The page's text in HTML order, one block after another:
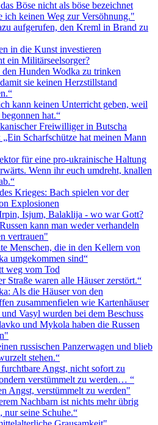
Böse nicht als böse bezeichnet
ich keinen Weg zur Versöhnung."
aufgerufen, den Kreml in Brand zu
in die Kunst investieren
ein Militärseelsorger?
den Hunden Wodka zu trinken
sie keinen Herzstillstand
kann keinen Unterricht geben, weil
hat.“
Freiwilliger in Butscha
Scharfschütze hat meinen Mann
für eine pro-ukrainische Haltung
Wenn ihr euch umdreht, knallen
Krieges: Bach spielen vor der
Explosionen
Isjum, Balaklija - wo war Gott?
kann man weder verhandeln
vertrauen"
Menschen, die in den Kellern von
umgekommen sind“
weg vom Tod
Straße waren alle Häuser zerstört.“
Als die Häuser von den
zusammenfielen wie Kartenhäuser
Vasyl wurden bei dem Beschuss
und Mykola haben die Russen
russischen Panzerwagen und blieb
stehen.“
Angst, nicht sofort zu
verstümmelt zu werden… “
Angst, verstümmelt zu werden"
Nachbarn ist nichts mehr übrig
nur seine Schuhe.“